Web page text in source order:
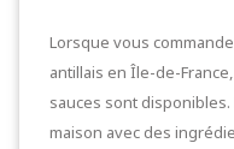
Lorsque vous
antillais en Île-de-
sauces sont
maison avec des